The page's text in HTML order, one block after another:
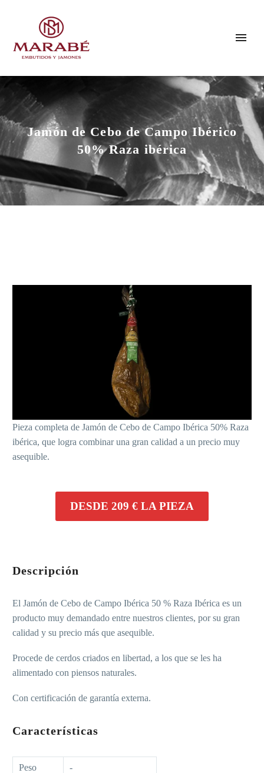
Jamón de Cebo de Campo Ibérico
50% Raza ibérica
Pieza completa de Jamón de Cebo de Campo Ibérica 50% Raza
ibérica, que logra combinar una gran calidad a un precio muy
asequible.
DESDE 209 € LA PIEZA
Descripción
El Jamón de Cebo de Campo Ibérica 50 % Raza Ibérica es un
producto muy demandado entre nuestros clientes, por su gran
calidad y su precio más que asequible.
Procede de cerdos criados en libertad, a los que se les ha
alimentado con piensos naturales.
Con certificación de garantía externa.
Características
Peso -